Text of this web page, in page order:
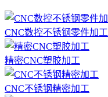
CNC数控不锈钢零件加工
精密CNC塑胶加工
CNC不锈钢精密加工